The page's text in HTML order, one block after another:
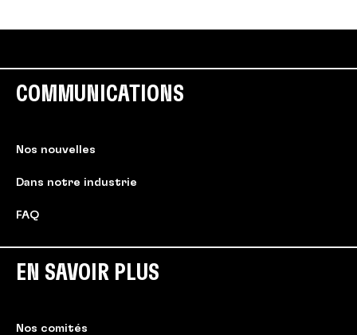
COMMUNICATIONS
Nos nouvelles
Dans notre industrie
FAQ
EN SAVOIR PLUS
Nos comités